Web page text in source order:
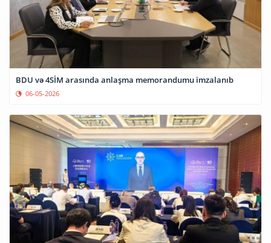
BDU və 4SİM arasında anlaşma memorandumu imzalanıb
06-05-2026